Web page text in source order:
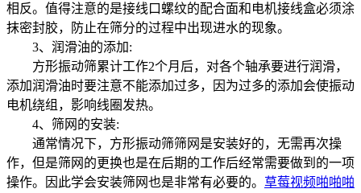
相反。值得注意的是接线口螺纹的配合面和电机接线盒必须涂
抹密封胶，防止在筛分的过程中出现进水的现象。
3、润滑油的添加:
方形振动筛累计工作2个月后，对各个轴承要进行润滑，
添加润滑油时要注意不能添加过多，因为过多的添加会使振动
电机绕组，影响线圈发热。
4、筛网的安装:
通常情况下，方形振动筛筛网是安装好的，无需再次操
作，但是筛网的更换也是在后期的工作后经常需要做到的一项
操作。因此学会安装筛网也是非常有必要的。 草莓视频啪啪啪